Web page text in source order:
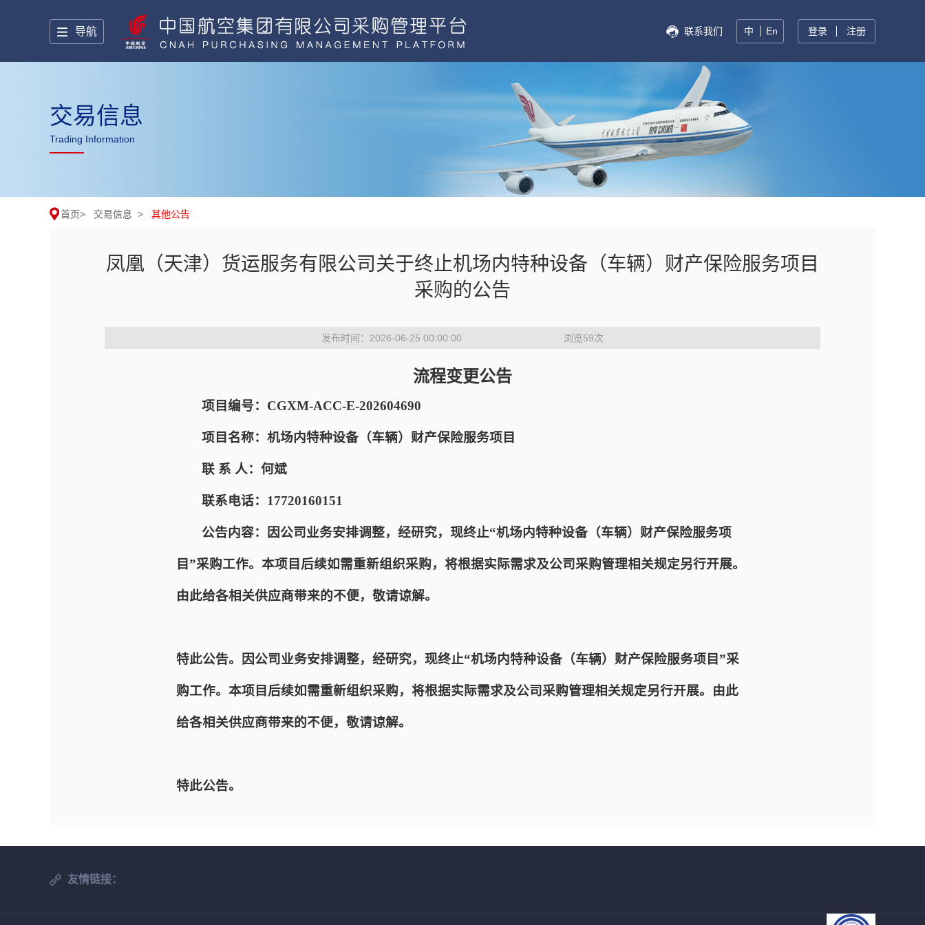
导航 联系我们 中 En 登录 注册
交易信息
Trading Information
首页> 交易信息 > 其他公告
凤凰（天津）货运服务有限公司关于终止机场内特种设备（车辆）财产保险服务项目
采购的公告
发布时间：2026-06-25 00:00:00 浏览59次
流程变更公告
项目编号：CGXM-ACC-E-202604690
项目名称：机场内特种设备（车辆）财产保险服务项目
联 系 人：何斌
联系电话：17720160151
公告内容：因公司业务安排调整，经研究，现终止“机场内特种设备（车辆）财产保险服务项
目”采购工作。本项目后续如需重新组织采购，将根据实际需求及公司采购管理相关规定另行开展。
由此给各相关供应商带来的不便，敬请谅解。
特此公告。因公司业务安排调整，经研究，现终止“机场内特种设备（车辆）财产保险服务项目”采
购工作。本项目后续如需重新组织采购，将根据实际需求及公司采购管理相关规定另行开展。由此
给各相关供应商带来的不便，敬请谅解。
特此公告。
友情链接：